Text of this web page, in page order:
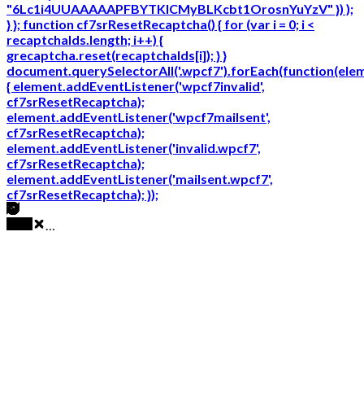
"6Lc1i4UUAAAAAPFBYTKICMyBLKcbt1OrosnYuYzV" }) );
} }; function cf7srResetRecaptcha() { for (var i = 0; i <
recaptchaIds.length; i++) {
grecaptcha.reset(recaptchaIds[i]); } }
{ element.addEventListener('wpcf7invalid',
cf7srResetRecaptcha);
element.addEventListener('wpcf7mailsent',
cf7srResetRecaptcha);
element.addEventListener('invalid.wpcf7',
cf7srResetRecaptcha);
element.addEventListener('mailsent.wpcf7',
cf7srResetRecaptcha); });
…